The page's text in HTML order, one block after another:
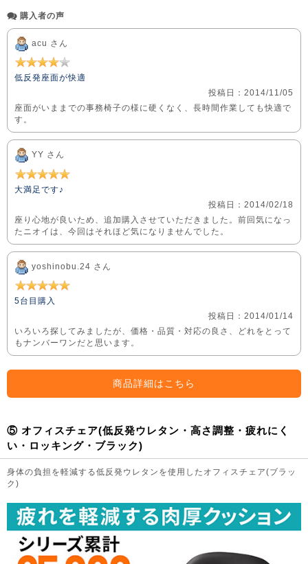
購入者の声
acu さん
低反発座面が快適
投稿日：2014/11/05
座面がいままでの事務椅子の様に硬くなく、長時間作業しても快適で
す。
YY さん
大満足です♪
投稿日：2014/02/18
座り心地が良いため、追加購入させていただきました。前回気になっ
たニオイは、今回はそれほど気になりませんでした。
yoshinobu.24 さん
5台目購入
投稿日：2014/01/14
いろいろ探してみましたが、価格・品質・対応の良さ、どれをとって
もナンバーワンだと思います。
商品詳細はこちら
⑤ オフィスチェア(低反発ウレタン・高さ調整・疲れにく
い・ロッキング・ブラック)
身体の負担を軽減する低反発ウレタンを使用したオフィスチェア(ブラッ
ク)